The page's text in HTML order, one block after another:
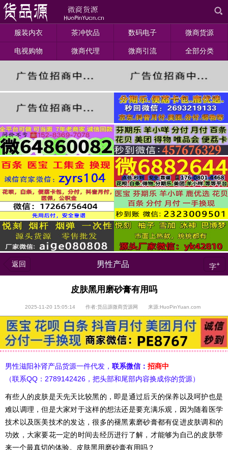
服装内衣 茶冲饮品 数码电子 微商货源
电视购物 微商代理 微商引流 全部分类
返回 男性产品 字+
皮肤黑用磨砂膏有用吗
2025-11-20 15:05:14 作者:货品源微商货源网 来源:HuoPinYuan.com
男性滋阳补肾产品货源一件代发， 联系微信： 招商中
（联系QQ：2789142426，把头部和尾部内容换成你的货源）
有些人的皮肤是天先天比较黑的，即是通过后天的保养以及呵护也是
难以调理，但是大家对于这样的想法还是要充满乐观，因为随着医学
技术以及医美技术的发达，很多的褪黑素磨砂膏都有促进皮肤调和的
功效，大家要花一定的时间去经历进行了解，才能够为自己的皮肤带
来一个最真切的体验。皮肤黑用磨砂膏有用吗？